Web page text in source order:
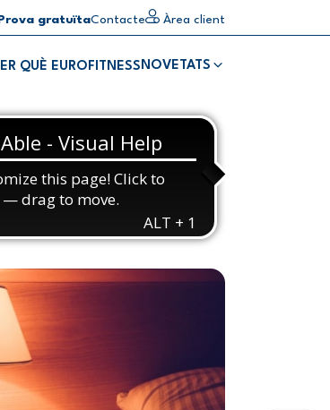
gratuïtaContacte Àrea client
QUÈ EUROFITNESS NOVETATS